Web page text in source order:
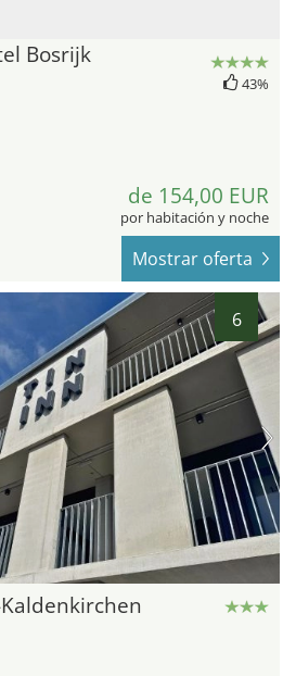
Bosrijk
43%
de 154,00 EUR
por habitación y noche
Mostrar oferta
6